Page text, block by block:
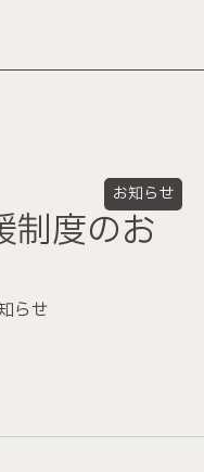
施工事例
お知らせ
制度のお
らせ